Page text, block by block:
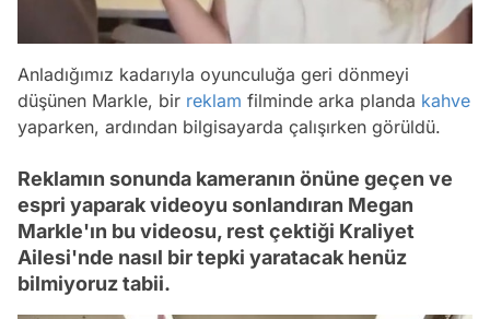
Anladığımız kadarıyla oyunculuğa geri dönmeyi
düşünen Markle, bir reklam filminde arka planda kahve
yaparken, ardından bilgisayarda çalışırken görüldü.
Reklamın sonunda kameranın önüne geçen ve
espri yaparak videoyu sonlandıran Megan
Markle'ın bu videosu, rest çektiği Kraliyet
Ailesi'nde nasıl bir tepki yaratacak henüz
bilmiyoruz tabii.